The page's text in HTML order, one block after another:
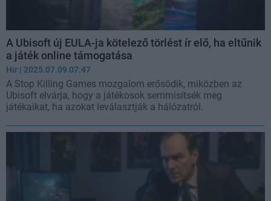
A Ubisoft új EULA-ja kötelező törlést ír elő, ha eltűnik
a játék online támogatása
Hír | 2025.07.09 07:47
A Stop Killing Games mozgalom erősödik, miközben az
Ubisoft elvárja, hogy a játékosok semmisítsék meg
játékaikat, ha azokat leválasztják a hálózatról.